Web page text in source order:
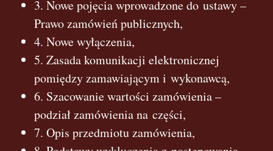
3. Nowe pojęcia wprowadzone do ustawy –
Prawo zamówień publicznych,
4. Nowe wyłączenia,
5. Zasada komunikacji elektronicznej
pomiędzy zamawiającym i wykonawcą,
6. Szacowanie wartości zamówienia –
podział zamówienia na części,
7. Opis przedmiotu zamówienia,